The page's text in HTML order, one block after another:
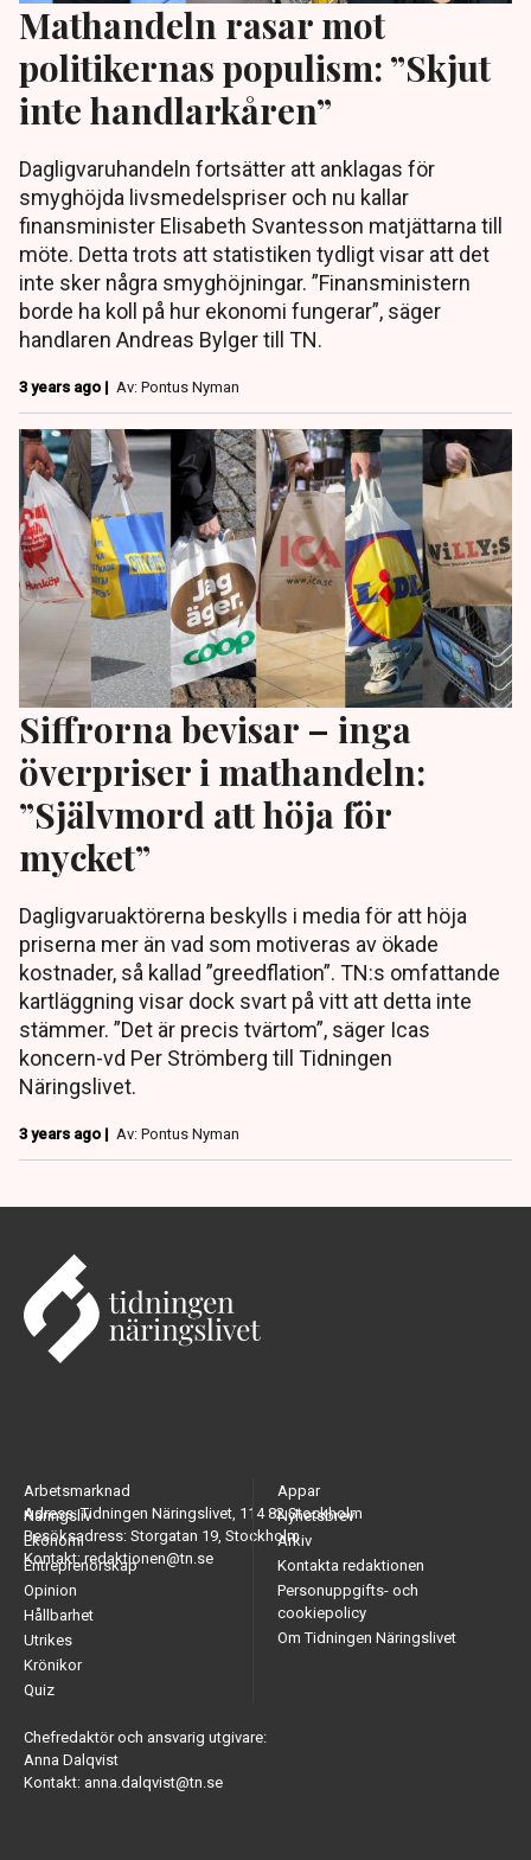
Mathandeln rasar mot
politikernas populism: ”Skjut
inte handlarkåren”
Dagligvaruhandeln fortsätter att anklagas för
smyghöjda livsmedelspriser och nu kallar
finansminister Elisabeth Svantesson matjättarna till
möte. Detta trots att statistiken tydligt visar att det
inte sker några smyghöjningar. ”Finansministern
borde ha koll på hur ekonomi fungerar”, säger
handlaren Andreas Bylger till TN.
3 years ago | Av: Pontus Nyman
Siffrorna bevisar – inga
överpriser i mathandeln:
”Självmord att höja för
mycket”
Dagligvaruaktörerna beskylls i media för att höja
priserna mer än vad som motiveras av ökade
kostnader, så kallad ”greedflation”. TN:s omfattande
kartläggning visar dock svart på vitt att detta inte
stämmer. ”Det är precis tvärtom”, säger Icas
koncern-vd Per Strömberg till Tidningen
Näringslivet.
3 years ago | Av: Pontus Nyman
Adress: Tidningen Näringslivet, 114 82 Stockholm
Besöksadress: Storgatan 19, Stockholm
Kontakt: redaktionen@tn.se
Arbetsmarknad
Näringsliv
Ekonomi
Entreprenörskap
Opinion
Hållbarhet
Utrikes
Krönikor
Quiz
Appar
Nyhetsbrev
Arkiv
Kontakta redaktionen
Personuppgifts- och
cookiepolicy
Om Tidningen Näringslivet
Chefredaktör och ansvarig utgivare:
Anna Dalqvist
Kontakt: anna.dalqvist@tn.se